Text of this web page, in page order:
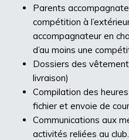
Parents
compétition à
accompagnateur en
d’au moins une
Dossiers des
livraison)
Compilation des
fichier et envoie de
Communications aux
activités reliées au club.